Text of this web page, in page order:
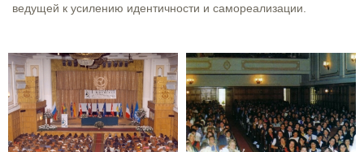
ведущей к усилению идентичности и самореализации.